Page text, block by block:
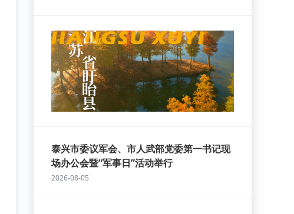
泰兴市委议军会、市人武部党委第一书记现
场办公会暨“军事日”活动举行
2026-08-05